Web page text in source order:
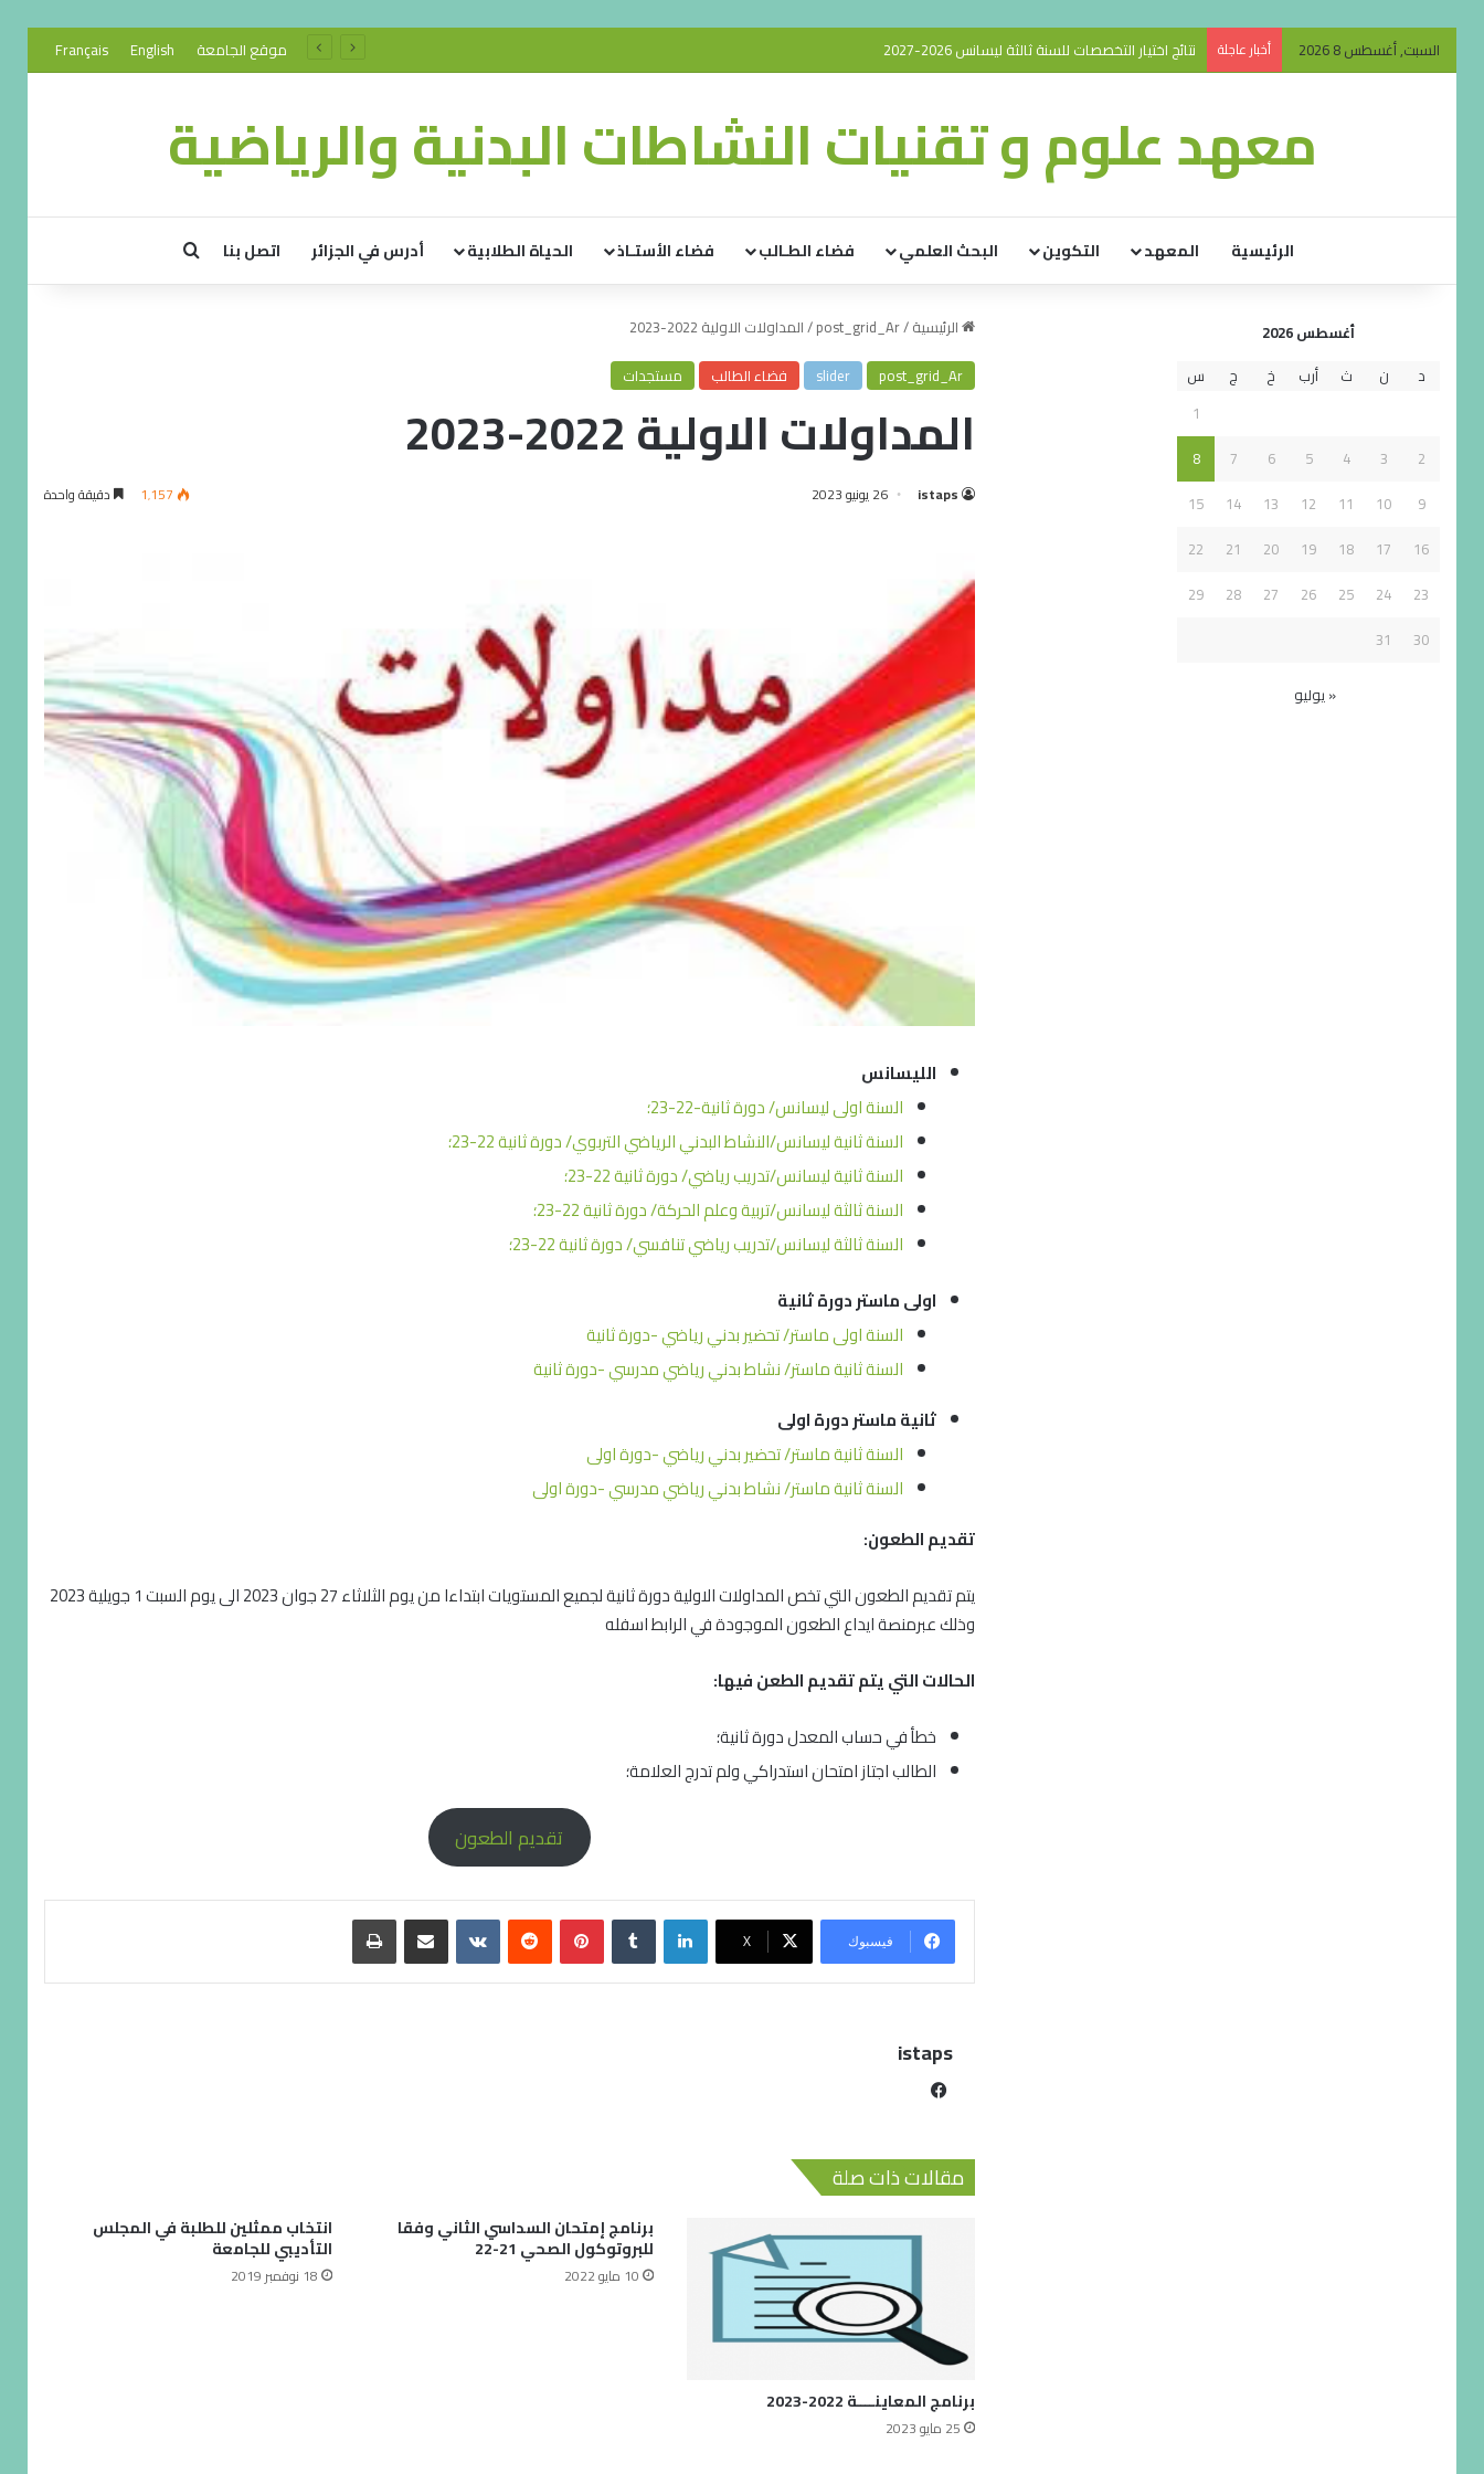
السبت, أغسطس 8 2026 أخبار عاجلة نتائج اختيار التخصصات للسنة ثالثة ليسانس 2026-2027 موقع الجامعة English
Français
معهد علوم و تقنيات النشاطات البدنية والرياضية
الرئيسية المعهد التكوين البحث العلمي فضاء الطـالب فضاء الأستـاذ الحياة الطلابية أدرس في الجزائر اتصل بنا
الرئيسية/
post_grid_Ar
/المداولات الاولية 2022-2023
post_grid_Ar
slider فضاء الطالب مستجدات
المداولات الاولية 2022-2023
istaps 26 يونيو 2023 1٬157 دقيقة واحدة
الليسانس
السنة اولى ليسانس/ دورة ثانية-22-23؛
السنة ثانية ليسانس/النشاط البدني الرياضي التربوي/ دورة ثانية 22-23؛
السنة ثانية ليسانس/تدريب رياضي/ دورة ثانية 22-23؛
السنة ثالثة ليسانس/تربية وعلم الحركة/ دورة ثانية 22-23؛
السنة ثالثة ليسانس/تدريب رياضي تنافسي/ دورة ثانية 22-23؛
اولى ماستر دورة ثانية
السنة اولى ماستر/ تحضير بدني رياضي -دورة ثانية
السنة ثانية ماستر/ نشاط بدني رياضي مدرسي -دورة ثانية
ثانية ماستر دورة اولى
السنة ثانية ماستر/ تحضير بدني رياضي -دورة اولى
السنة ثانية ماستر/ نشاط بدني رياضي مدرسي -دورة اولى
تقديم الطعون:
يتم تقديم الطعون التي تخص المداولات الاولية دورة ثانية لجميع المستويات ابتداءا من يوم الثلاثاء 27 جوان 2023 الى يوم السبت 1 جويلية 2023
وذلك عبرمنصة ايداع الطعون الموجودة في الرابط اسفله
الحالات التي يتم تقديم الطعن فيها:
خطأ في حساب المعدل دورة ثانية؛
الطالب اجتاز امتحان استدراكي ولم تدرج العلامة؛
تقديم الطعون
فيسبوك X
istaps
مقالات ذات صلة
برنامج المعاينــــة 2022-2023
25 مايو 2023
برنامج إمتحان السداسي الثاني وفقا
للبروتوكول الصحي 21-22
10 مايو 2022
انتخاب ممثلين للطلبة في المجلس
التأديبي للجامعة
18 نوفمبر 2019
أغسطس 2026
د
ن ث أرب خ ج
س
1
2
3
4
5
6
7
8
9
10
11
12
13
14
15
16
17
18
19
20
21
22
23
24
25
26
27
28
29
30
31
« يوليو